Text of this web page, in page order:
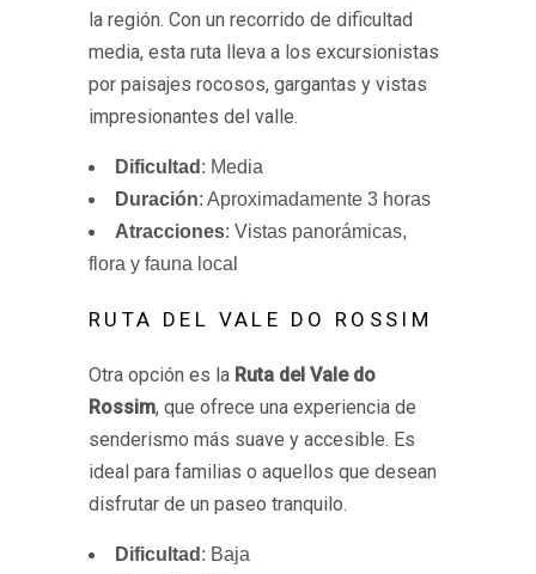
la región. Con un recorrido de dificultad
media, esta ruta lleva a los excursionistas
por paisajes rocosos, gargantas y vistas
impresionantes del valle.
Dificultad : Media
Duración: Aproximadamente 3 horas
Atracciones: Vistas panorámicas,
flora y fauna local
RUTA DEL VALE DO ROSSIM
Otra opción es la Ruta del Vale do
Rossim, que ofrece una experiencia de
senderismo más suave y accesible. Es
ideal para familias o aquellos que desean
disfrutar de un paseo tranquilo.
Dificultad : Baja